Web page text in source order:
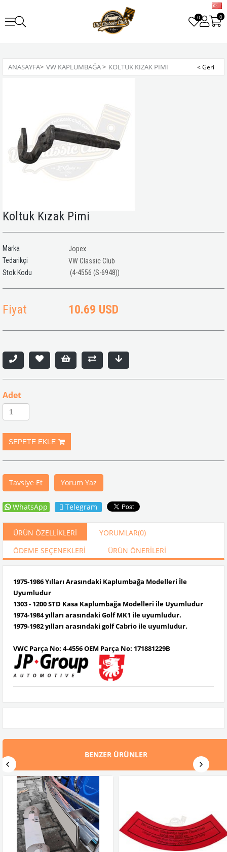
0 0
ANASAYFA> VW KAPLUMBAĞA> KOLTUK KIZAK PIMI
Koltuk Kızak Pimi
Marka
Jopex
Tedarikçi
VW Classic Club
(4-4556 (S-6948))
Fiyat 10.69 USD
Adet
Tavsiye Et Yorum Yaz
WhatsApp Telegram
ÜRÜN ÖZELLIKLERI YORUMLAR(0)
ÖDEME SEÇENEKLERI
ÜRÜN ÖNERILERI
1975-1986 Yılları Arasındaki Kaplumbağa Modelleri İle
Uyumludur
1303 - 1200 STD Kasa Kaplumbağa Modelleri ile Uyumludur
1974-1984 yılları arasındaki Golf MK1 ile uyumludur.
1979-1982 yılları arasındaki golf Cabrio ile uyumludur.
VWC Parça No: 4-4556 OEM Parça No: 171881229B
BENZER ÜRÜNLER